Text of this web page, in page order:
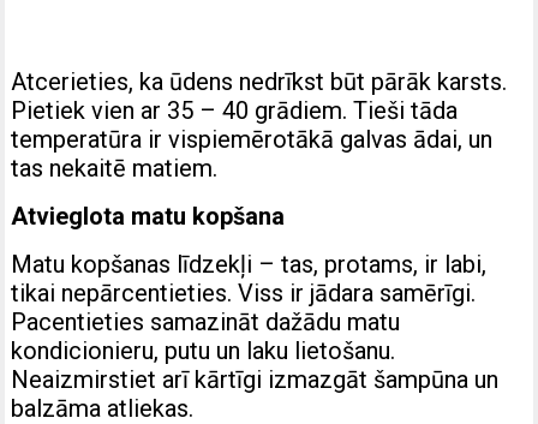
Atcerieties, ka ūdens nedrīkst būt pārāk karsts.
Pietiek vien ar 35 – 40 grādiem. Tieši tāda
temperatūra ir vispiemērotākā galvas ādai, un
tas nekaitē matiem.
Atvieglota matu kopšana
Matu kopšanas līdzekļi – tas, protams, ir labi,
tikai nepārcentieties. Viss ir jādara samērīgi.
Pacentieties samazināt dažādu matu
kondicionieru, putu un laku lietošanu.
Neaizmirstiet arī kārtīgi izmazgāt šampūna un
balzāma atliekas.